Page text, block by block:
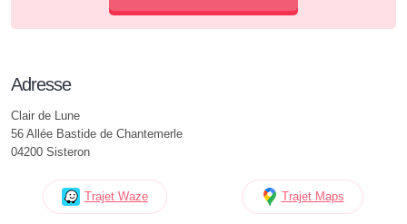
Adresse
Clair de Lune
56 Allée Bastide de Chantemerle
04200 Sisteron
Trajet Waze Trajet Maps